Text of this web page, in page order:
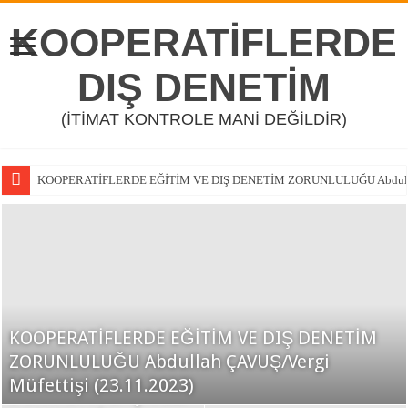
KOOPERATİFLERDE
DIŞ DENETİM
(İTİMAT KONTROLE MANİ DEĞİLDİR)
KOOPERATİFLERDE EĞİTİM VE DIŞ DENETİM ZORUNLULUĞU
DÜNYADAN BAŞARILI KOOPERATİF ÖRNEKLERİ ABDULLAH
KOOPERATİFLERDE EĞİTİM VE DIŞ DENETİM
ZORUNLULUĞU Abdullah ÇAVUŞ/Vergi
Müfettişi (23.11.2023)
DÜNYADAN BAŞARILI
TÜRKİYE TARIM KREDİ KOOPERATİFLERİ 2021
YILI FAALİYET RAPORU
KOOPERATİF YÖNETİM